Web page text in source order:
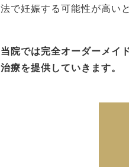
法で妊娠する可能性が高い
当院では完全オーダーメイ
治療を提供していきます。